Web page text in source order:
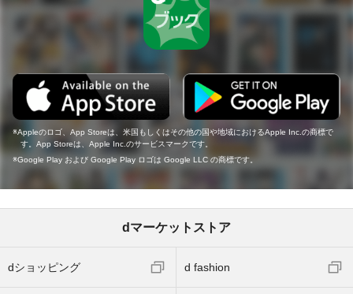
Appleのロゴ、App Storeは、米国もしくはその他の国や地域におけるApple Inc.の商標で
す。App Storeは、Apple Inc.のサービスマークです。
Google Play および Google Play ロゴは Google LLC の商標です。
dマーケットストア
dショッピング d fashion